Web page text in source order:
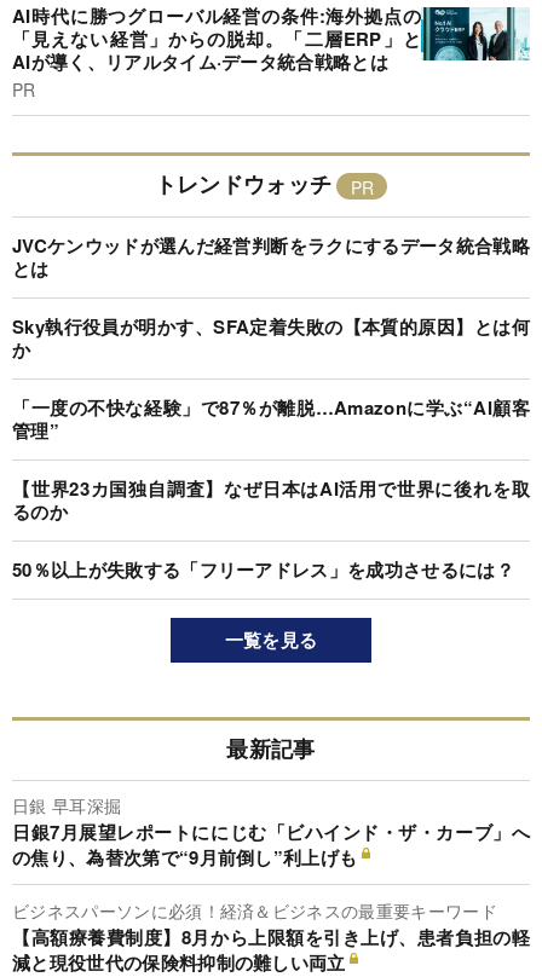
AI時代に勝つグローバル経営の条件:海外拠点の
「見えない経営」からの脱却。「二層ERP」と
AIが導く、リアルタイム·データ統合戦略とは
PR
トレンドウォッチ
JVCケンウッドが選んだ経営判断をラクにするデータ統合戦略
とは
Sky執行役員が明かす、SFA定着失敗の【本質的原因】とは何
か
「一度の不快な経験」で87％が離脱…Amazonに学ぶ“AI顧客
管理”
【世界23カ国独自調査】なぜ日本はAI活用で世界に後れを取
るのか
50％以上が失敗する「フリーアドレス」を成功させるには？
一覧を見る
最新記事
日銀 早耳深掘
日銀7月展望レポートににじむ「ビハインド・ザ・カーブ」へ
の焦り、為替次第で“9月前倒し”利上げも
ビジネスパーソンに必須！経済＆ビジネスの最重要キーワード
【高額療養費制度】8月から上限額を引き上げ、患者負担の軽
減と現役世代の保険料抑制の難しい両立